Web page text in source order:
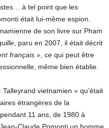
à tel point que les
était lui-même espion.
de son livre sur Pham
, paru en 2007, il était décrit
français », ce qui peut être
même bien établie.
vietnamien » qu’était
étrangères de la
11 ans, de 1980 à